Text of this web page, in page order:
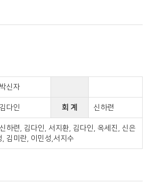
박신자
김다인 회 계 신하련
신하련, 김다인, 서지환, 김다인, 옥세진, 신은
, 김미란, 이민성,서지수